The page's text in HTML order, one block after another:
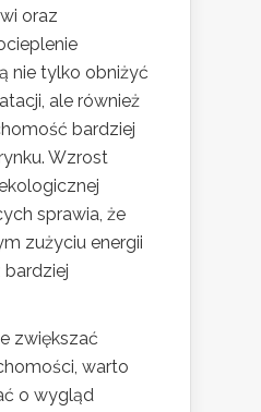
oraz
nie tylko obniżyć
ale również
bardziej
Wzrost
sprawia, że
zużyciu energii
bardziej
zwiększać
warto
o wygląd